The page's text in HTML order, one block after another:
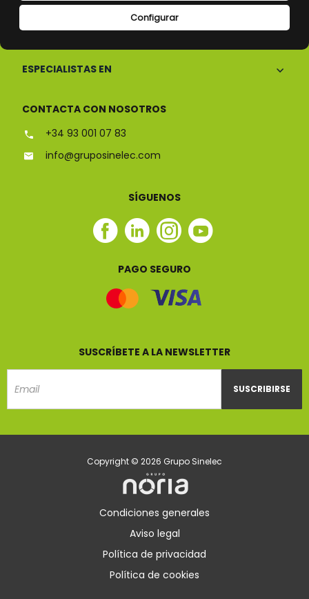
Configurar
CONÓCENOS
ESPECIALISTAS EN
CONTACTA CON NOSOTROS
+34 93 001 07 83
info@gruposinelec.com
SÍGUENOS
Facebook
Linkedin
Instagram
Youtube
PAGO SEGURO
SUSCRÍBETE A LA NEWSLETTER
SUSCRIBIRSE
Copyright © 2026 Grupo Sinelec
Condiciones generales
Aviso legal
Política de privacidad
Política de cookies